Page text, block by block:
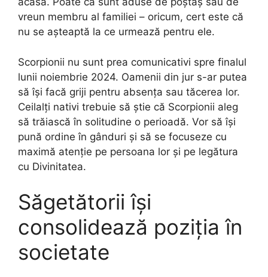
vreun membru al familiei – oricum, cert este că
nu se așteaptă la ce urmează pentru ele.
Scorpionii nu sunt prea comunicativi spre finalul
lunii noiembrie 2024. Oamenii din jur s-ar putea
să își facă griji pentru absența sau tăcerea lor.
Ceilalți nativi trebuie să știe că Scorpionii aleg
să trăiască în solitudine o perioadă. Vor să își
pună ordine în gânduri și să se focuseze cu
maximă atenție pe persoana lor și pe legătura
cu Divinitatea.
Săgetătorii își
consolidează poziția în
societate